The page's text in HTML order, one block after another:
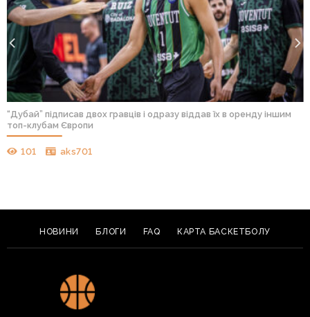
“Дубай” підписав двох гравців і одразу віддав їх в оренду іншим
топ-клубам Європи
101 aks701
НОВИНИ БЛОГИ FAQ КАРТА БАСКЕТБОЛУ